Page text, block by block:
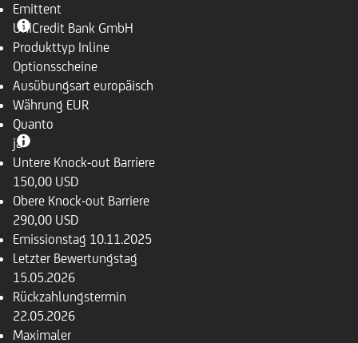
Emittent
UniCredit Bank GmbH
Produkttyp Inline
Optionsscheine
Ausübungsart europäisch
Währung EUR
Quanto
ja
Untere Knock-out Barriere
150,00 USD
Obere Knock-out Barriere
290,00 USD
Emissionstag 10.11.2025
Letzter Bewertungstag
15.05.2026
Rückzahlungstermin
22.05.2026
Maximaler